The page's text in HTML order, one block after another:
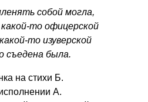
собой могла,
то офицерской
то изуверской
съедена была.
на стихи Б.
А.